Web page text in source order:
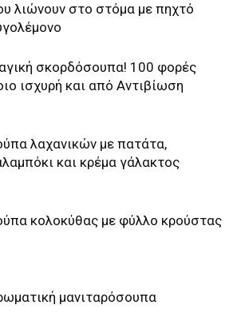
λιώνουν στο στόμα με πηχτό
σκορδόσουπα! 100 φορές
ισχυρή και από Αντιβίωση
λαχανικών με πατάτα,
και κρέμα γάλακτος
κολοκύθας με φύλλο κρούστας
μανιταρόσουπα